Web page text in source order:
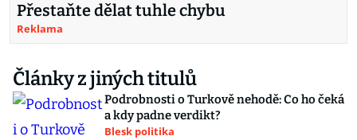
Přestaňte dělat tuhle chybu
Reklama
Články z jiných titulů
Podrobnosti o Turkově nehodě: Co ho čeká
a kdy padne verdikt?
Blesk politika